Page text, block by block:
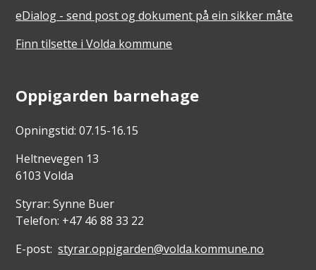
eDialog - send post og dokument på ein sikker måte
Finn tilsette i Volda kommune
Oppigarden barnehage
Opningstid: 07.15-16.15
Heltnevegen 13
6103 Volda
Styrar: Synne Buer
Telefon: +47 46 88 33 22
E-post:styrar.oppigarden@volda.kommune.no